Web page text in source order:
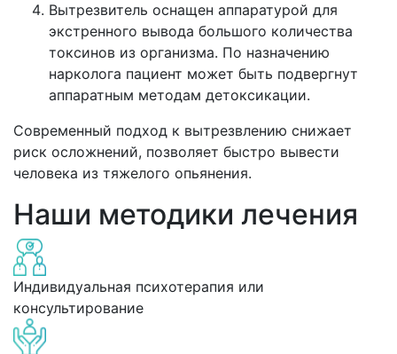
Вытрезвитель оснащен аппаратурой для
экстренного вывода большого количества
токсинов из организма. По назначению
нарколога пациент может быть подвергнут
аппаратным методам детоксикации.
Современный подход к вытрезвлению снижает
риск осложнений, позволяет быстро вывести
человека из тяжелого опьянения.
Наши методики лечения
Индивидуальная психотерапия или
консультирование